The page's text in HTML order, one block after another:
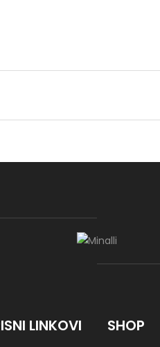
LINKOVI SHOP